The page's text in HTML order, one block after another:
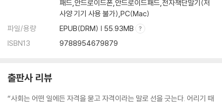
패드,안드로이드폰,안드로이드패드,전자책단말기(저
사양 기기 사용 불가),PC(Mac)
파일/용량
EPUB(DRM) | 55.93MB
ISBN13
9788954679879
출판사 리뷰
“사회는 어떤 일에든 자격을 묻고 자격이라는 말로 선을 긋는다. 어리기 때